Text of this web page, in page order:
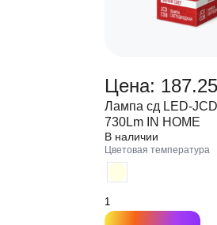
Цена:
Лампа сд LED-
730Lm IN HOME
В наличии
Цветовая температура